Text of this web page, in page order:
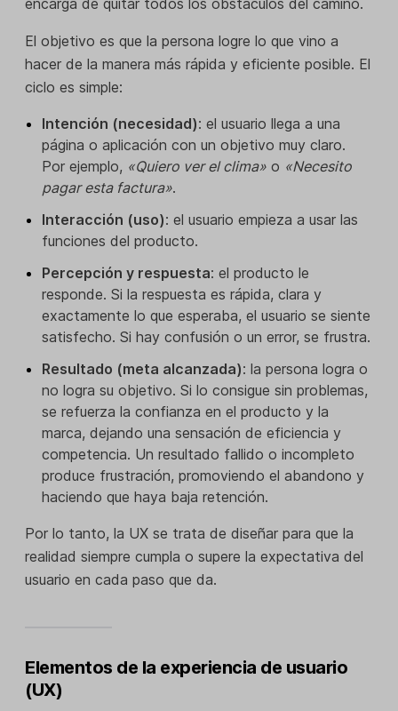
encarga de quitar todos los obstáculos del camino.
El objetivo es que la persona logre lo que vino a
hacer de la manera más rápida y eficiente posible. El
ciclo es simple:
Intención (necesidad): el usuario llega a una
página o aplicación con un objetivo muy claro.
Por ejemplo, «Quiero ver el clima» o «Necesito
pagar esta factura».
Interacción (uso): el usuario empieza a usar las
funciones del producto.
Percepción y respuesta: el producto le
responde. Si la respuesta es rápida, clara y
exactamente lo que esperaba, el usuario se siente
satisfecho. Si hay confusión o un error, se frustra.
Resultado (meta alcanzada): la persona logra o
no logra su objetivo. Si lo consigue sin problemas,
se refuerza la confianza en el producto y la
marca, dejando una sensación de eficiencia y
competencia. Un resultado fallido o incompleto
produce frustración, promoviendo el abandono y
haciendo que haya baja retención.
Por lo tanto, la UX se trata de diseñar para que la
realidad siempre cumpla o supere la expectativa del
usuario en cada paso que da.
Elementos de la experiencia de usuario
(UX)